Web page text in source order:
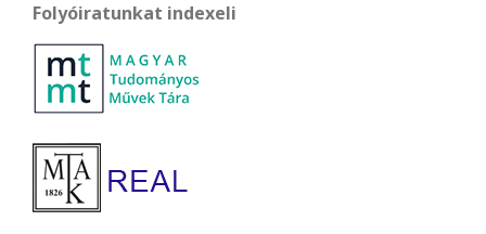
Folyóiratunkat indexeli